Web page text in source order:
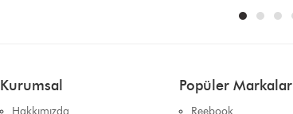
Kurumsal
Hakkımızda
Popüler Markalar
Reebook